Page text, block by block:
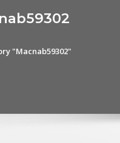
"Macnab59302"